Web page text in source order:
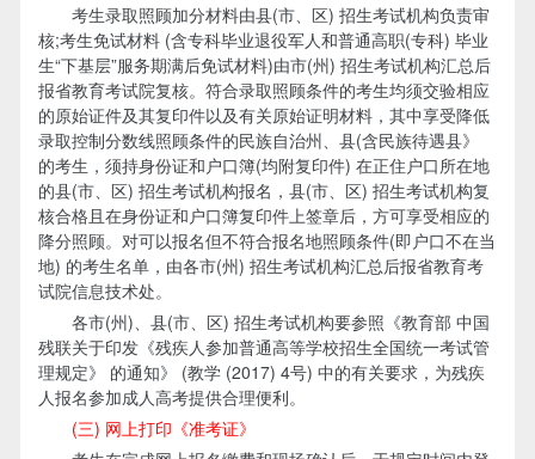
考生录取照顾加分材料由县(市、区) 招生考试机构负责审
核;考生免试材料 (含专科毕业退役军人和普通高职(专科) 毕业
生“下基层”服务期满后免试材料)由市(州) 招生考试机构汇总后
报省教育考试院复核。符合录取照顾条件的考生均须交验相应
的原始证件及其复印件以及有关原始证明材料，其中享受降低
录取控制分数线照顾条件的民族自治州、县(含民族待遇县》
的考生，须持身份证和户口簿(均附复印件) 在正住户口所在地
的县(市、区) 招生考试机构报名，县(市、区) 招生考试机构复
核合格且在身份证和户口簿复印件上签章后，方可享受相应的
降分照顾。对可以报名但不符合报名地照顾条件(即户口不在当
地) 的考生名单，由各市(州) 招生考试机构汇总后报省教育考
试院信息技术处。
各市(州)、县(市、区) 招生考试机构要参照《教育部 中国
残联关于印发《残疾人参加普通高等学校招生全国统一考试管
理规定》 的通知》 (教学 (2017) 4号) 中的有关要求，为残疾
人报名参加成人高考提供合理便利。
(三) 网上打印《准考证》